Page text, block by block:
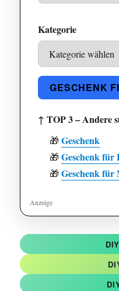
Kategorie
GESCHENK
↑ TOP 3 – Andere
🎁Geschenk
🎁Geschenk für
🎁Geschenk für